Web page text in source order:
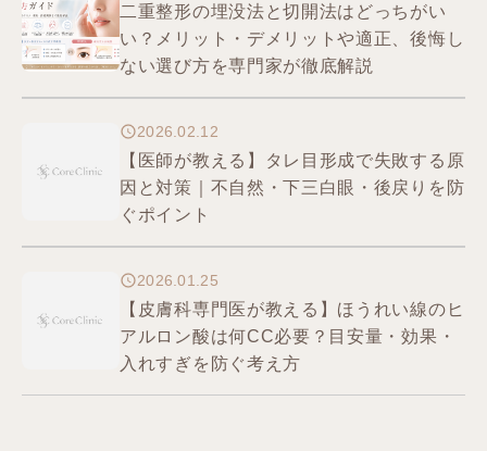
二重整形の埋没法と切開法はどっちがい
い？メリット・デメリットや適正、後悔し
ない選び方を専門家が徹底解説
2026.02.12
【医師が教える】タレ目形成で失敗する原
因と対策｜不自然・下三白眼・後戻りを防
ぐポイント
2026.01.25
【皮膚科専門医が教える】ほうれい線のヒ
アルロン酸は何CC必要？目安量・効果・
入れすぎを防ぐ考え方